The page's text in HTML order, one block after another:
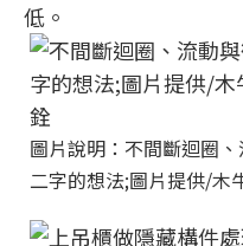
低。
圖片說明：不間斷迴圈
二字的想法;圖片提供/木